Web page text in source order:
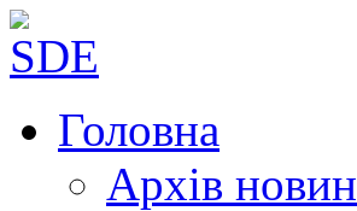
Головна
Архів новин